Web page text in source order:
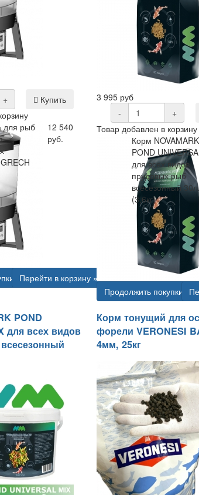
+
Купить
для рыб
12 540
руб.
Перейти в корзину »
3 995 руб
-
+
Товар добавлен в корзину
Корм NOVAMARK
POND
для всех видов
прудовых рыб
всесезонный 30л.
(3,6кг)
Продолжить покупки
POND
для всех видов
Корм тонущий для
форели VERONESI
4мм, 25кг